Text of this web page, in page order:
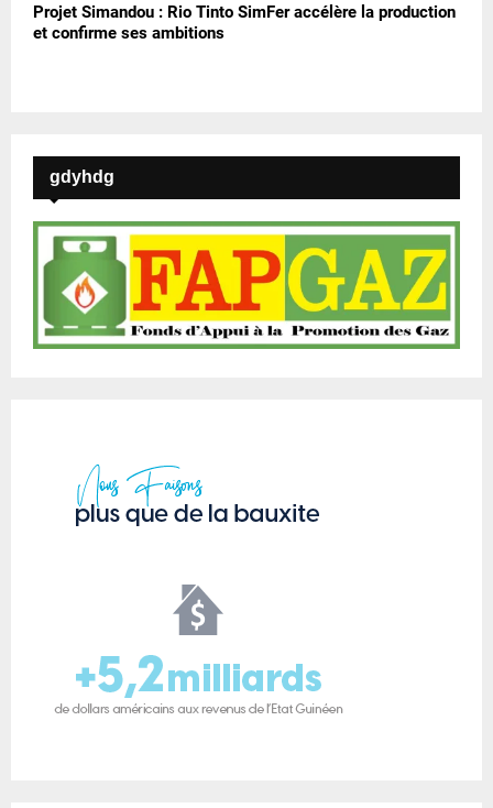
Projet Simandou : Rio Tinto SimFer accélère la production
et confirme ses ambitions
gdyhdg